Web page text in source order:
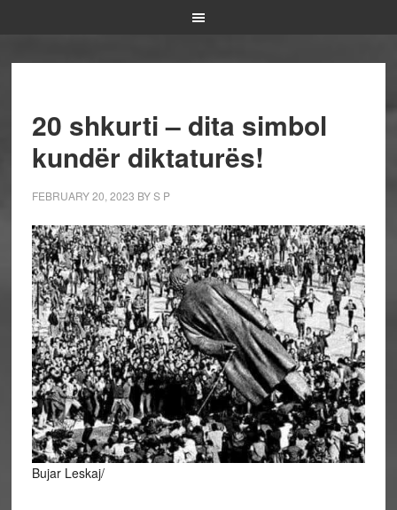
20 shkurti – dita simbol
kundër diktaturës!
FEBRUARY 20, 2023 BYS P
Bujar Leskaj/